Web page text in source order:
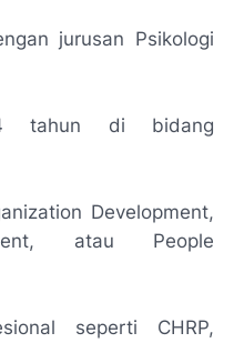
jurusan Psikologi
4 tahun di bidang
Development,
atau People
seperti CHRP,